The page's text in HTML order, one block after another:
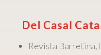
Del Casal
Revista Barretina,